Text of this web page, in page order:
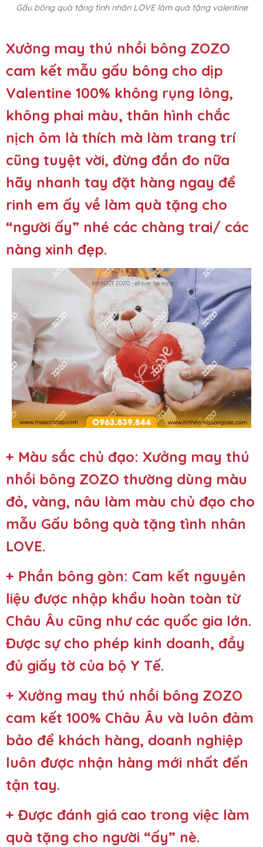
Gấu bông quà tặng tình nhân LOVE làm quà tặng valentine
Xưởng may thú nhồi bông ZOZO
cam kết mẫu gấu bông cho dịp
Valentine 100% không rụng lông,
không phai màu, thân hình chắc
nịch ôm là thích mà làm trang trí
cũng tuyệt vời, đừng đắn đo nữa
hãy nhanh tay đặt hàng ngay để
rinh em ấy về làm quà tặng cho
“người ấy” nhé các chàng trai/ các
nàng xinh đẹp.
+ Màu sắc chủ đạo: Xưởng may thú
nhồi bông ZOZO thường dùng màu
đỏ, vàng, nâu làm màu chủ đạo cho
mẫu Gấu bông quà tặng tình nhân
LOVE.
+ Phần bông gòn: Cam kết nguyên
liệu được nhập khẩu hoàn toàn từ
Châu Âu cũng như các quốc gia lớn.
Được sự cho phép kinh doanh, đầy
đủ giấy tờ của bộ Y Tế.
+ Xưởng may thú nhồi bông ZOZO
cam kết 100% Châu Âu và luôn đảm
bảo để khách hàng, doanh nghiệp
luôn được nhận hàng mới nhất đến
tận tay.
+ Được đánh giá cao trong việc làm
quà tặng cho người “ấy” nè.